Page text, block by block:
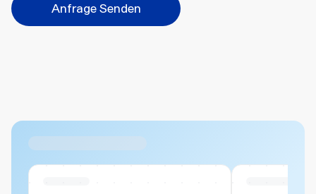
Bitte wählen...
Anfrage Senden